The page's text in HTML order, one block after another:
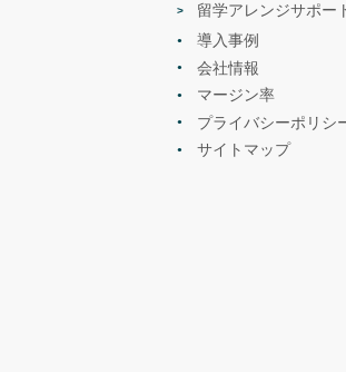
留学アレンジサポー
導入事例
会社情報
マージン率
プライバシーポリシ
サイトマップ